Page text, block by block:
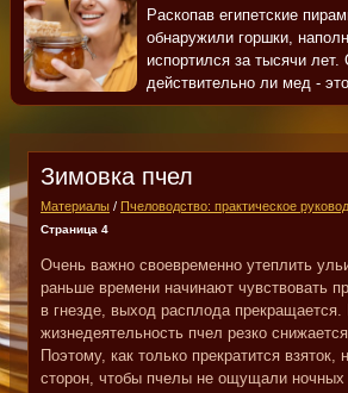
Раскопав египетские
обнаружили горшки,
испортился за тысячи
действительно ли мед -
Зимовка пчел
Материалы / Пчеловодство: практическое
Страница 4
Очень важно своевременно утеплить
раньше времени начинают чувствовать
в гнезде, выход расплода
жизнедеятельность пчел резко
Поэтому, как только прекратится
сторон, чтобы пчелы не ощущали ночных